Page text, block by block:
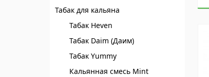
Табак для кальяна
Табак Heven
Табак Daim (Даим)
Табак Yummy
Кальянная смесь Mint